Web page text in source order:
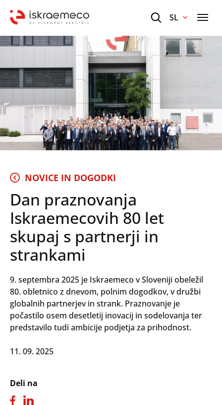
SL
NOVICE IN DOGODKI
Dan praznovanja
Iskraemecovih 80 let
skupaj s partnerji in
strankami
9. septembra 2025 je Iskraemeco v Sloveniji obeležil
80. obletnico z dnevom, polnim dogodkov, v družbi
globalnih partnerjev in strank. Praznovanje je
počastilo osem desetletij inovacij in sodelovanja ter
predstavilo tudi ambicije podjetja za prihodnost.
11. 09. 2025
Deli na